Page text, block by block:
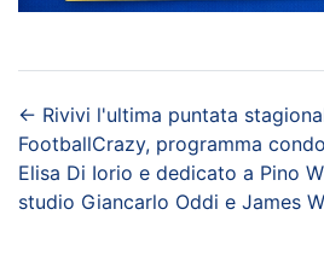
← Rivivi l'ultima puntata
FootballCrazy, programma
Elisa Di Iorio e dedicato a Pino
studio Giancarlo Oddi e James